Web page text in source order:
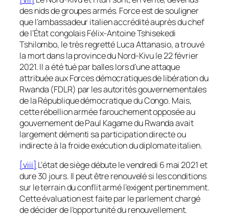
des nids de groupes armés. Force est de souligner
que l’ambassadeur italien accrédité auprès du chef
de l’État congolais Félix-Antoine Tshisekedi
Tshilombo, le très regretté Luca Attanasio, a trouvé
la mort dans la province du Nord-Kivu le 22 février
2021. Il a été tué par balles lors d’une attaque
attribuée aux Forces démocratiques de libération du
Rwanda (FDLR) par les autorités gouvernementales
de la République démocratique du Congo. Mais,
cette rébellion armée farouchement opposée au
gouvernement de Paul Kagame du Rwanda avait
largement démenti sa participation directe ou
indirecte à la froide exécution du diplomate italien.
[viii] L’état de siège débute le vendredi 6 mai 2021 et
dure 30 jours. Il peut être renouvelé si les conditions
sur le terrain du conflit armé l’exigent pertinemment.
Cette évaluation est faite par le parlement chargé
de décider de l’opportunité du renouvellement.